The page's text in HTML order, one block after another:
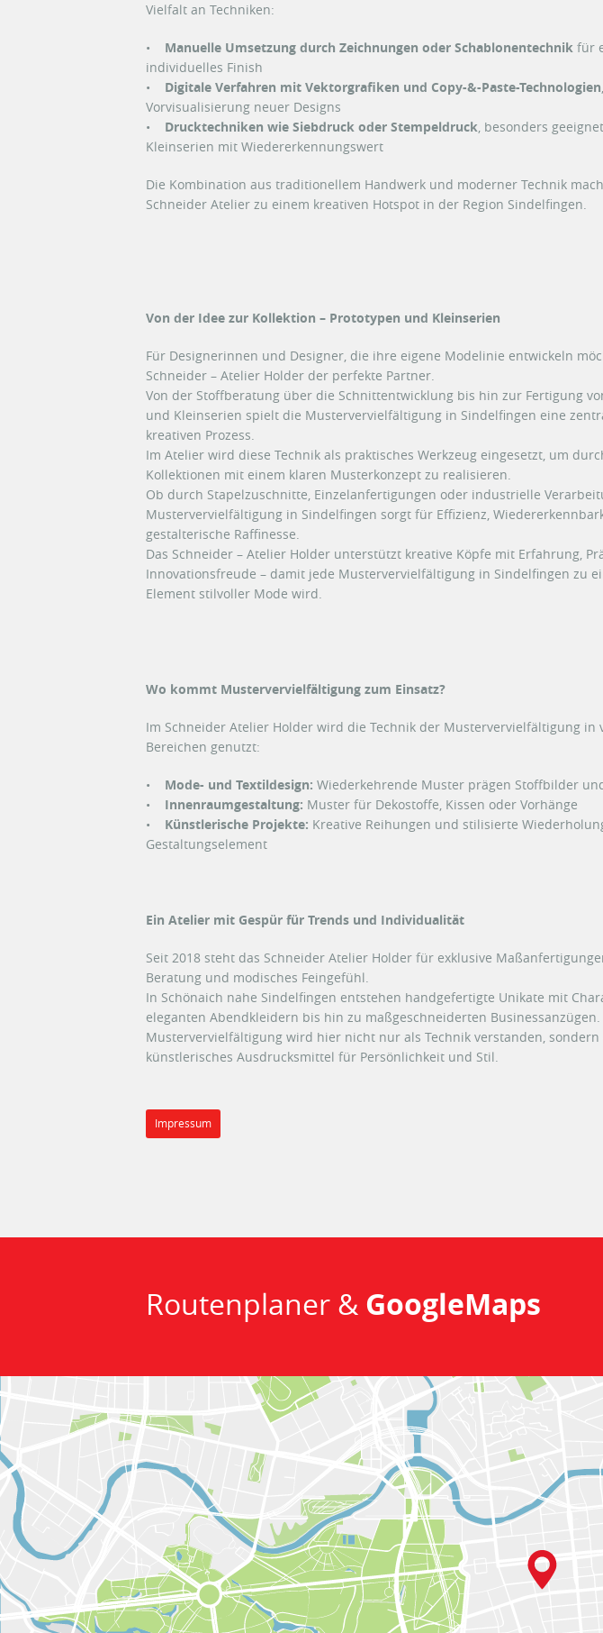
Vielfalt an Techniken:
• Manuelle Umsetzung durch Zeichnungen oder Schablonentechnik für
individuelles Finish
• Digitale Verfahren mit Vektorgrafiken und Copy-&-Paste-Technologien
Vorvisualisierung neuer Designs
•
Drucktechniken wie Siebdruck oder Stempeldruck, besonders
Kleinserien mit Wiedererkennungswert
Die Kombination aus traditionellem Handwerk und moderner Technik
Schneider Atelier zu einem kreativen Hotspot in der Region Sindelfingen.
Von der Idee zur Kollektion – Prototypen und Kleinserien
Für Designerinnen und Designer, die ihre eigene Modelinie entwickeln
Schneider – Atelier Holder der perfekte Partner.
Von der Stoffberatung über die Schnittentwicklung bis hin zur Fertigung
und Kleinserien spielt die Mustervervielfältigung in Sindelfingen eine
kreativen Prozess.
Im Atelier wird diese Technik als praktisches Werkzeug eingesetzt, um
Kollektionen mit einem klaren Musterkonzept zu realisieren.
Ob durch Stapelzuschnitte, Einzelanfertigungen oder industrielle
Mustervervielfältigung in Sindelfingen sorgt für Effizienz,
gestalterische Raffinesse.
Das Schneider – Atelier Holder unterstützt kreative Köpfe mit Erfahrung,
Innovationsfreude – damit jede Mustervervielfältigung in Sindelfingen zu
Element stilvoller Mode wird.
Wo kommt Mustervervielfältigung zum Einsatz?
Im Schneider Atelier Holder wird die Technik der Mustervervielfältigung in
Bereichen genutzt:
• Mode- und Textildesign: Wiederkehrende Muster prägen Stoffbilder
• Innenraumgestaltung: Muster für Dekostoffe, Kissen oder Vorhänge
• Künstlerische Projekte: Kreative Reihungen und stilisierte
Gestaltungselement
Ein Atelier mit Gespür für Trends und Individualität
Seit 2018 steht das Schneider Atelier Holder für exklusive
Beratung und modisches Feingefühl.
In Schönaich nahe Sindelfingen entstehen handgefertigte Unikate mit
eleganten Abendkleidern bis hin zu maßgeschneiderten Businessanzügen.
Mustervervielfältigung wird hier nicht nur als Technik verstanden, sondern
künstlerisches Ausdrucksmittel für Persönlichkeit und Stil.
Impressum
Routenplaner & GoogleMaps